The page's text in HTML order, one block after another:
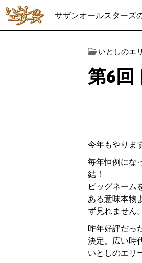
サザンオールスターズ
いとしのエ
第6回
今年もやりま
毎年恒例にな
結！
ビッグネーム
ある意味本物
ず見れません。
昨年好評だっ
決定。広い時
いとしのエリ